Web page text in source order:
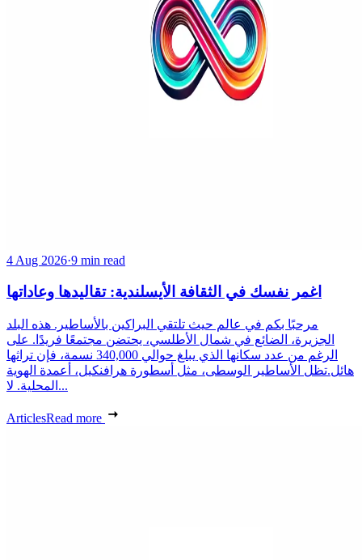
4 Aug 2026·9 min read
اغمر نفسك في الثقافة الأيسلندية: تقاليدها وعاداتها
مرحبًا بكم في عالم حيث تلتقي البراكين بالأساطير. هذه البلد
الجزيرة، الضائع في شمال الأطلسي، يحتضن مجتمعًا فريدًا. على
الرغم من عدد سكانها الذي يبلغ حوالي 340,000 نسمة، فإن تراثها
هائل.تظل الأساطير الوسطى، مثل أسطورة هرافنكيل، أعمدة الهوية
المحلية. لا...
ArticlesRead more